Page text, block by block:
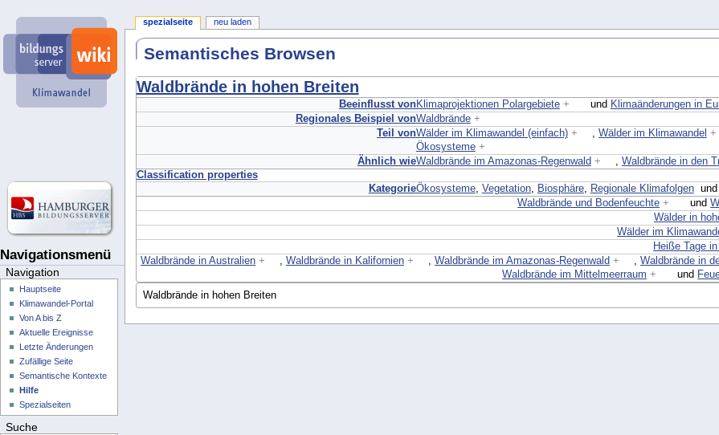
Semantisches Browsen
Waldbrände in hohen Breiten
Beeinflusst vonKlimaprojektionen Polargebiete + und Klimaänderungen in
Regionales Beispiel vonWaldbrände +
Teil vonWälder im Klimawandel (einfach) + , Wälder im Klimawandel +
Ökosysteme +
Ähnlich wieWaldbrände im Amazonas-Regenwald + , Waldbrände in den
Classification properties
KategorieÖkosysteme, Vegetation, Biosphäre, Regionale Klimafolgenund
Waldbrände und Bodenfeuchte + und
Wälder in
Wälder im
Heiße Tage
Waldbrände in Australien + ,Waldbrände in Kalifornien + ,Waldbrände im Amazonas-Regenwald + ,Waldbrände in
Waldbrände im Mittelmeerraum + und
Navigationsmenü
spezialseite neu laden
Navigation
Hauptseite
Klimawandel-Portal
Von A bis Z
Aktuelle Ereignisse
Letzte Änderungen
Zufällige Seite
Semantische Kontexte
Hilfe
Spezialseiten
Suche